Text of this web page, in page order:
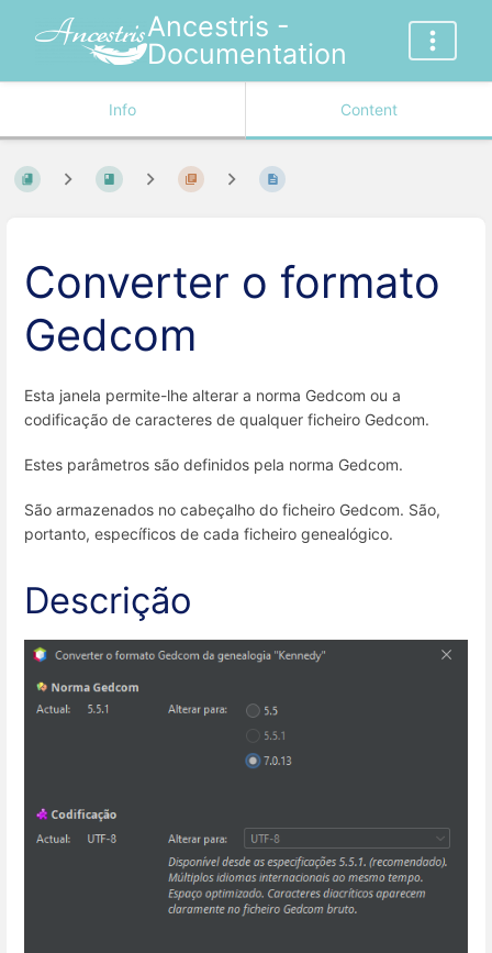
Ancestris -
Documentation
Info Content
Converter o formato
Gedcom
Esta janela permite-lhe alterar a norma Gedcom ou a
codificação de caracteres de qualquer ficheiro Gedcom.
Estes parâmetros são definidos pela norma Gedcom.
São armazenados no cabeçalho do ficheiro Gedcom. São,
portanto, específicos de cada ficheiro genealógico.
Descrição